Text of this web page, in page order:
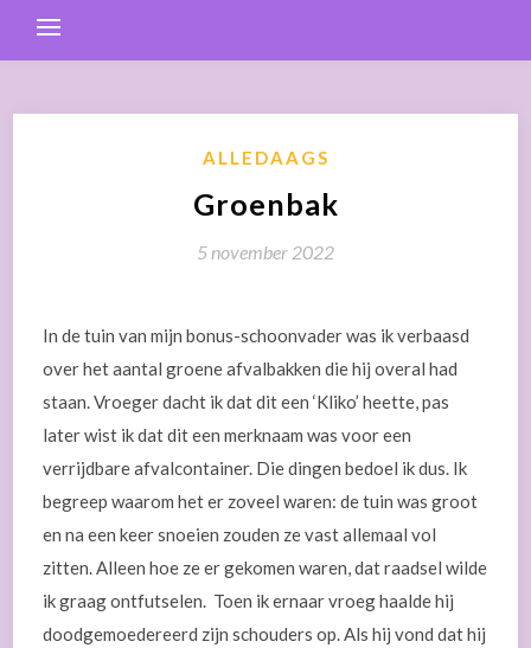
ALLEDAAGS
Groenbak
5 november 2022
In de tuin van mijn bonus-schoonvader was ik verbaasd
over het aantal groene afvalbakken die hij overal had
staan. Vroeger dacht ik dat dit een ‘Kliko’ heette, pas
later wist ik dat dit een merknaam was voor een
verrijdbare afvalcontainer. Die dingen bedoel ik dus. Ik
begreep waarom het er zoveel waren: de tuin was groot
en na een keer snoeien zouden ze vast allemaal vol
zitten. Alleen hoe ze er gekomen waren, dat raadsel wilde
ik graag ontfutselen. Toen ik ernaar vroeg haalde hij
doodgemoedereerd zijn schouders op. Als hij vond dat hij